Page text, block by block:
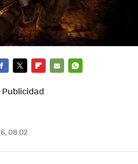
08:02